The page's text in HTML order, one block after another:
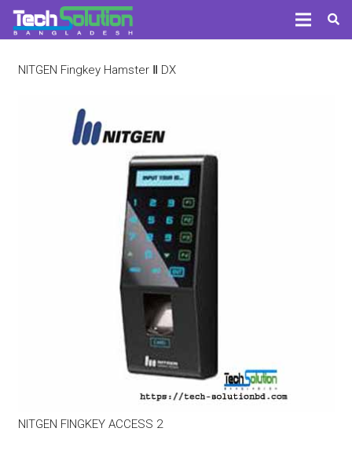
NITGEN Fingkey Hamster Ⅱ DX
NITGEN FINGKEY ACCESS 2